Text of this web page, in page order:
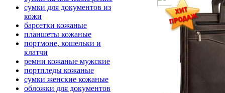
сумки для документов из
кожи
барсетки кожаные
планшеты кожаные
портмоне, кошельки и
клатчи
ремни кожаные мужские
портпледы кожаные
сумки женские кожаные
обложки для документов